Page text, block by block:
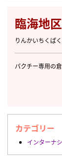
臨海地
りんかいちくぱ
パクチー専用の
カテゴリー
インターナ